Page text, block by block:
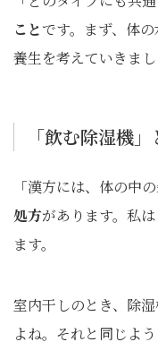
ことです。まず、体
養生を考えていきまし
「飲む除湿機
「漢方には、体の中
処方があります。私は
ます。
室内干しのとき、除
よね。それと同じよ